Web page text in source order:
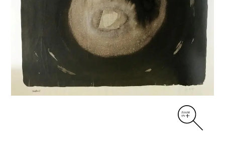
CONTACT